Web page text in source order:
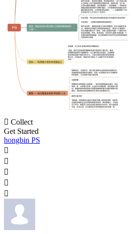
 Collect
Get Started
hongbin PS




